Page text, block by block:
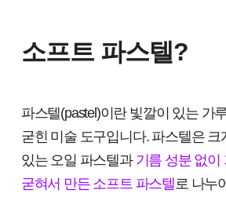
소프트 파스텔?
파스텔(pastel)이란 빛깔이 있는 가
굳힌 미술 도구입니다. 파스텔은 크
있는 오일 파스텔과 기름 성분 없이
굳혀서 만든 소프트 파스텔로 나누